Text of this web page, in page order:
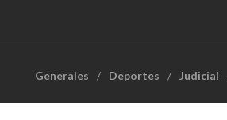
Generales Deportes Judicial